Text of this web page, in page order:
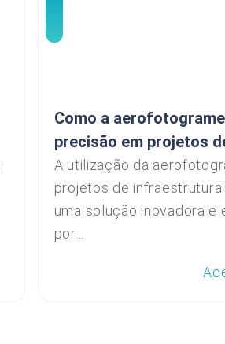
Como a
precisão em projetos
A utilização da
projetos de
uma solução inovadora e
por...